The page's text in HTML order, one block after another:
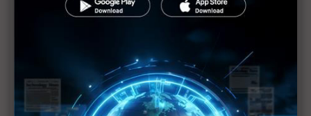
新的逆襲之路？ 業者估未來5~10年中國將竄出多家
未蒙其利先受其害 美國製造業景氣連9個月衰退
H200效能翻6倍、價格增3成 NVIDIA「清庫存」仍
讓中國動心